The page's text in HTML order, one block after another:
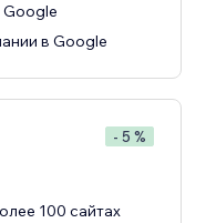
Google
в Google
- 5 %
100 сайтах